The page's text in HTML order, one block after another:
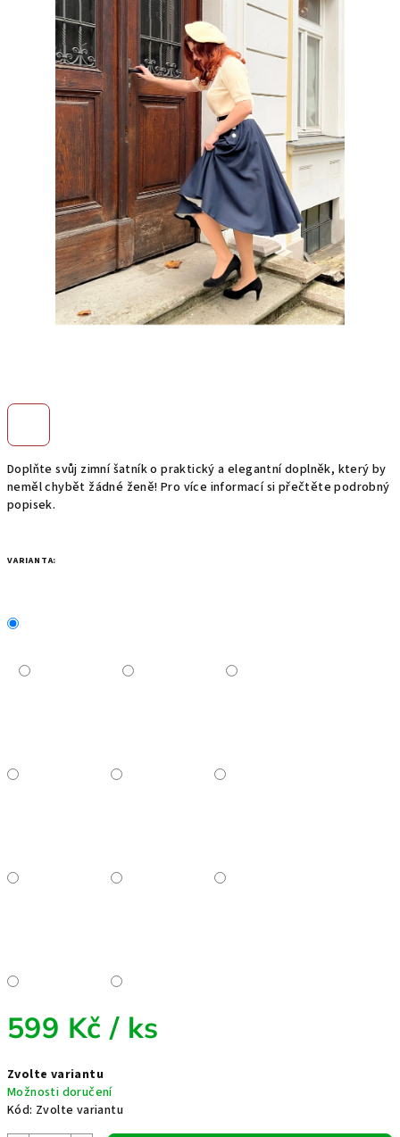
Doplňte svůj zimní šatník o praktický a elegantní doplněk, který by
neměl chybět žádné ženě! Pro více informací si přečtěte podrobný
popisek.
VARIANTA:
599 Kč / ks
cena:
Zvolte variantu
Možnosti doručení
Kód: Zvolte variantu